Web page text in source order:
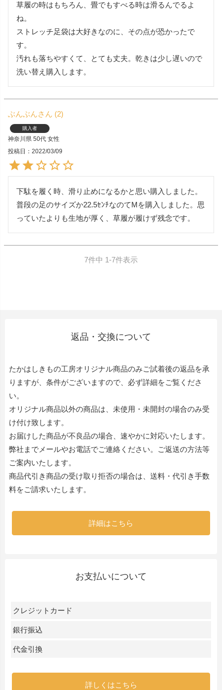
草履の時はもちろん、畳でもすべる時は滑るんでるよ
ね。
ストレッチ足袋は大好きなのに、その点が恐かったで
す。
汚れも落ちやすくて、とても丈夫。乾きは少し遅いので
洗い替え購入します。
ぶんぶん 2
購入者
神奈川県 50代 女性
投稿日
2022/03/09
下駄を履く時、滑り止めになるかと思い購入しました。
普段の足のサイズか22.5ｾﾝﾁなのてMを購入しました。思
っていたよりも生地が厚く、草履が履けず残念です。
7件中 1-7件表示
返品・交換について
たかはしきもの工房オリジナル商品のみご試着後の返品を承
りますが、条件がございますので、必ず詳細をご覧くださ
い。
オリジナル商品以外の商品は、未使用・未開封の場合のみ受
け付け致します。
お届けした商品が不良品の場合、速やかに対応いたします。
弊社までメールやお電話でご連絡ください。ご返送の方法等
ご案内いたします。
商品代引き商品の受け取り拒否の場合は、送料・代引き手数
料をご請求いたします。
詳細はこちら
お支払いについて
クレジットカード
銀行振込
代金引換
詳しくはこちら